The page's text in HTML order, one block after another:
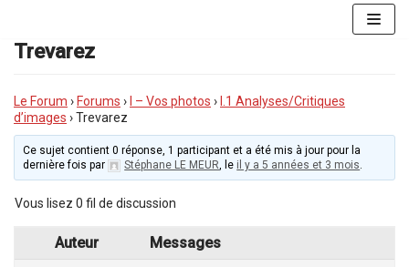
au
contenu
Trevarez
Le Forum › Forums › I – Vos photos ›
I.1 Analyses/Critiques
d’images ›Trevarez
Ce sujet contient 0 réponse, 1 participant et a été mis à jour pour la
dernière fois par
Stéphane LE MEUR, le il y a 5 années et 3 mois.
Vous lisez 0 fil de discussion
Auteur Messages